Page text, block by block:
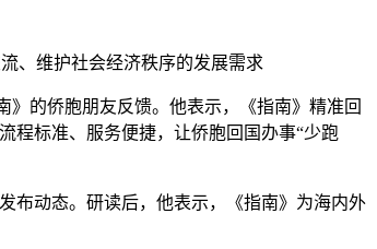
、维护社会经济秩序的发展需求
的侨胞朋友反馈。他表示，《指南》精准回
程标准、服务便捷，让侨胞回国办事“少跑
动态。研读后，他表示，《指南》为海内外